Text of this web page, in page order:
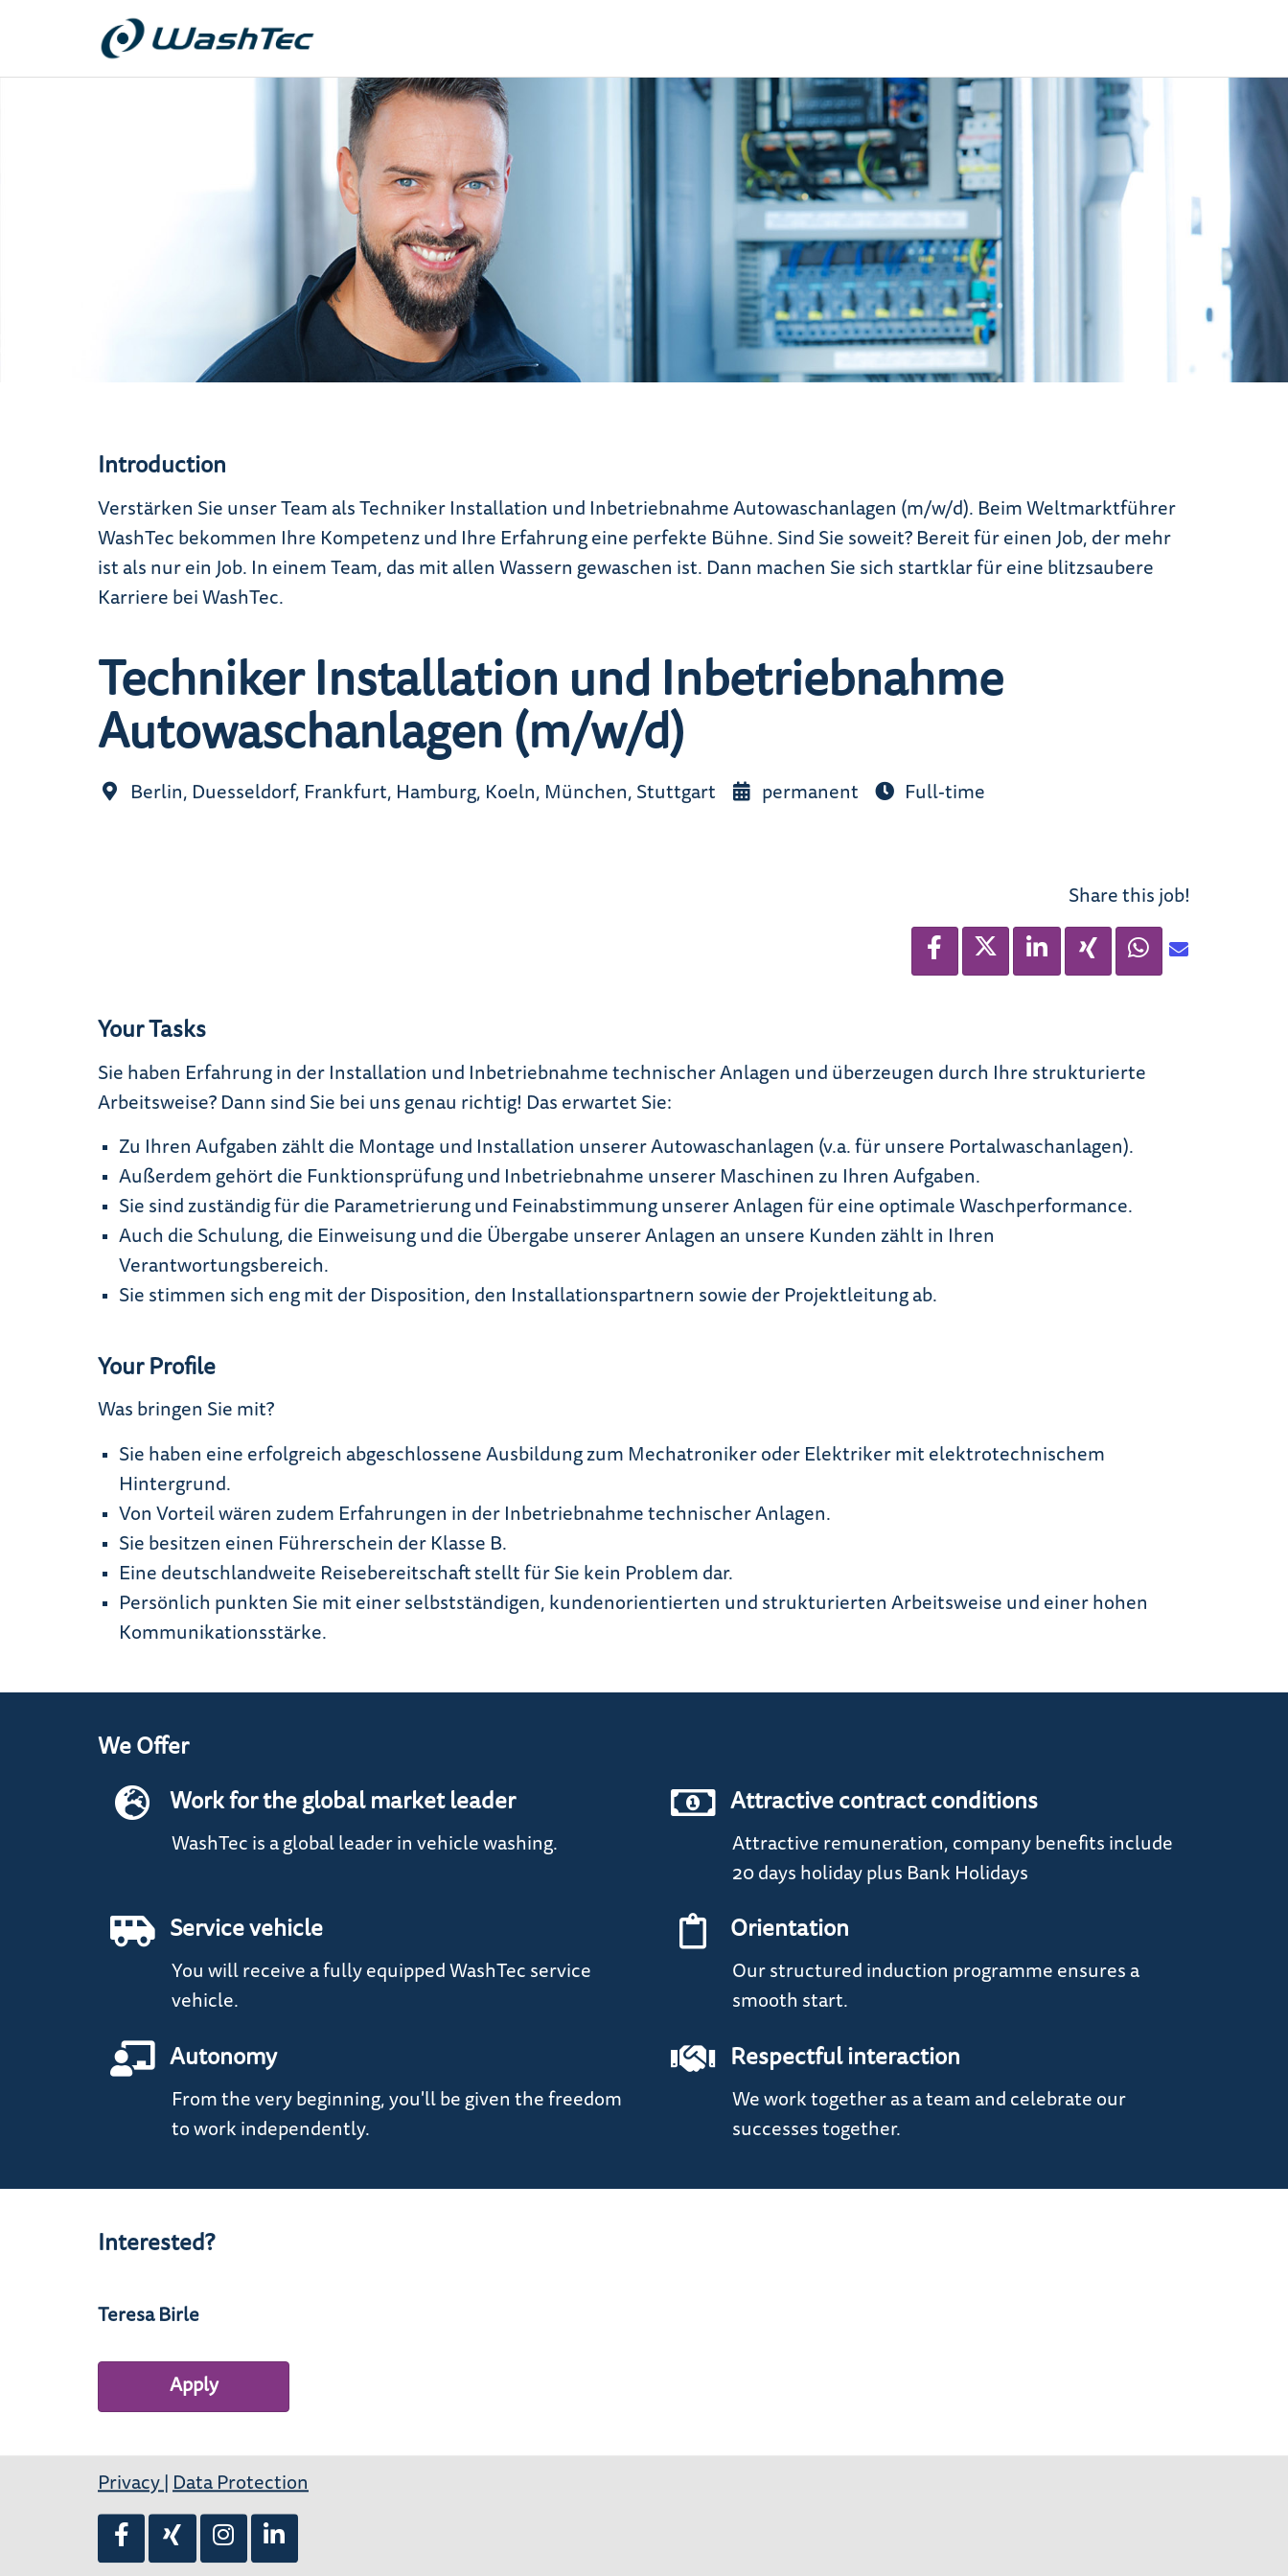
Techniker Installation und Inbetriebnahme
Autowaschanlagen (m/w/d)
Berlin, Duesseldorf, Frankfurt, Hamburg, Koeln, München, Stuttgart permanent Full-time
Share this job!
Introduction
Verstärken Sie unser Team als Techniker Installation und Inbetriebnahme Autowaschanlagen (m/w/d). Beim Weltmarktführer
WashTec bekommen Ihre Kompetenz und Ihre Erfahrung eine perfekte Bühne. Sind Sie soweit? Bereit für einen Job, der mehr
ist als nur ein Job. In einem Team, das mit allen Wassern gewaschen ist. Dann machen Sie sich startklar für eine blitzsaubere
Karriere bei WashTec.
Your Tasks
Sie haben Erfahrung in der Installation und Inbetriebnahme technischer Anlagen und überzeugen durch Ihre strukturierte
Arbeitsweise? Dann sind Sie bei uns genau richtig! Das erwartet Sie:
Zu Ihren Aufgaben zählt die Montage und Installation unserer Autowaschanlagen (v.a. für unsere Portalwaschanlagen).
Außerdem gehört die Funktionsprüfung und Inbetriebnahme unserer Maschinen zu Ihren Aufgaben.
Sie sind zuständig für die Parametrierung und Feinabstimmung unserer Anlagen für eine optimale Waschperformance.
Auch die Schulung, die Einweisung und die Übergabe unserer Anlagen an unsere Kunden zählt in Ihren
Verantwortungsbereich.
Sie stimmen sich eng mit der Disposition, den Installationspartnern sowie der Projektleitung ab.
Your Profile
Was bringen Sie mit?
Sie haben eine erfolgreich abgeschlossene Ausbildung zum Mechatroniker oder Elektriker mit elektrotechnischem
Hintergrund.
Von Vorteil wären zudem Erfahrungen in der Inbetriebnahme technischer Anlagen.
Sie besitzen einen Führerschein der Klasse B.
Eine deutschlandweite Reisebereitschaft stellt für Sie kein Problem dar.
Persönlich punkten Sie mit einer selbstständigen, kundenorientierten und strukturierten Arbeitsweise und einer hohen
Kommunikationsstärke.
We Offer
Work for the global market leader
WashTec is a global leader in vehicle washing.
Attractive contract conditions
Attractive remuneration, company benefits include
20 days holiday plus Bank Holidays
Service vehicle
You will receive a fully equipped WashTec service
vehicle.
Orientation
Our structured induction programme ensures a
smooth start.
Autonomy
From the very beginning, you'll be given the freedom
to work independently.
Respectful interaction
We work together as a team and celebrate our
successes together.
Interested?
Teresa Birle
Apply
Privacy Data Protection